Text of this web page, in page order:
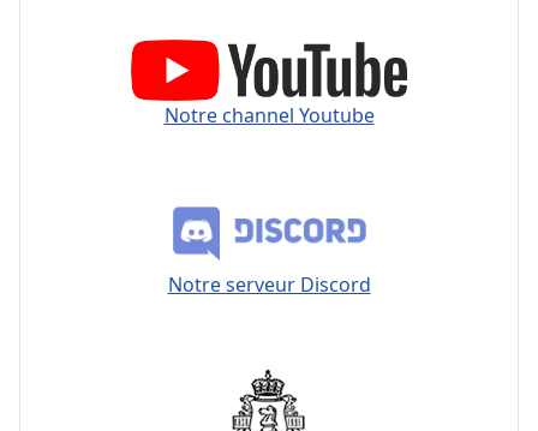
Notre channel Youtube
Notre serveur Discord